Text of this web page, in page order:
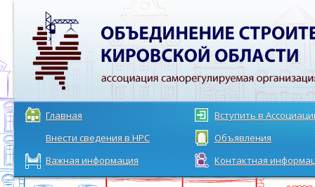
Главная
Вступить в
Внести сведения в НРС
Объявления
Важная информация
Контактная